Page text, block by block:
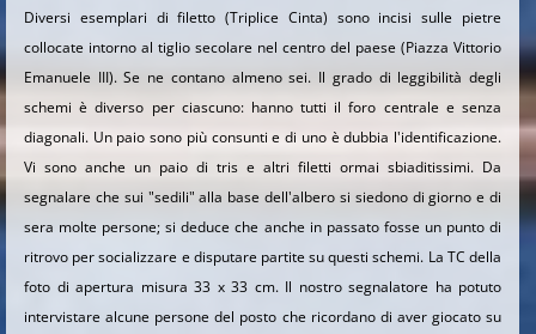
Diversi esemplari di filetto (Triplice Cinta) sono incisi sulle pietre
collocate intorno al tiglio secolare nel centro del paese (Piazza Vittorio
Emanuele III). Se ne contano almeno sei. Il grado di leggibilità degli
schemi è diverso per ciascuno: hanno tutti il foro centrale e senza
diagonali. Un paio sono più consunti e di uno è dubbia l'identificazione.
Vi sono anche un paio di tris e altri filetti ormai sbiaditissimi. Da
segnalare che sui "sedili" alla base dell'albero si siedono di giorno e di
sera molte persone; si deduce che anche in passato fosse un punto di
ritrovo per socializzare e disputare partite su questi schemi. La TC della
foto di apertura misura 33 x 33 cm. Il nostro segnalatore ha potuto
intervistare alcune persone del posto che ricordano di aver giocato su